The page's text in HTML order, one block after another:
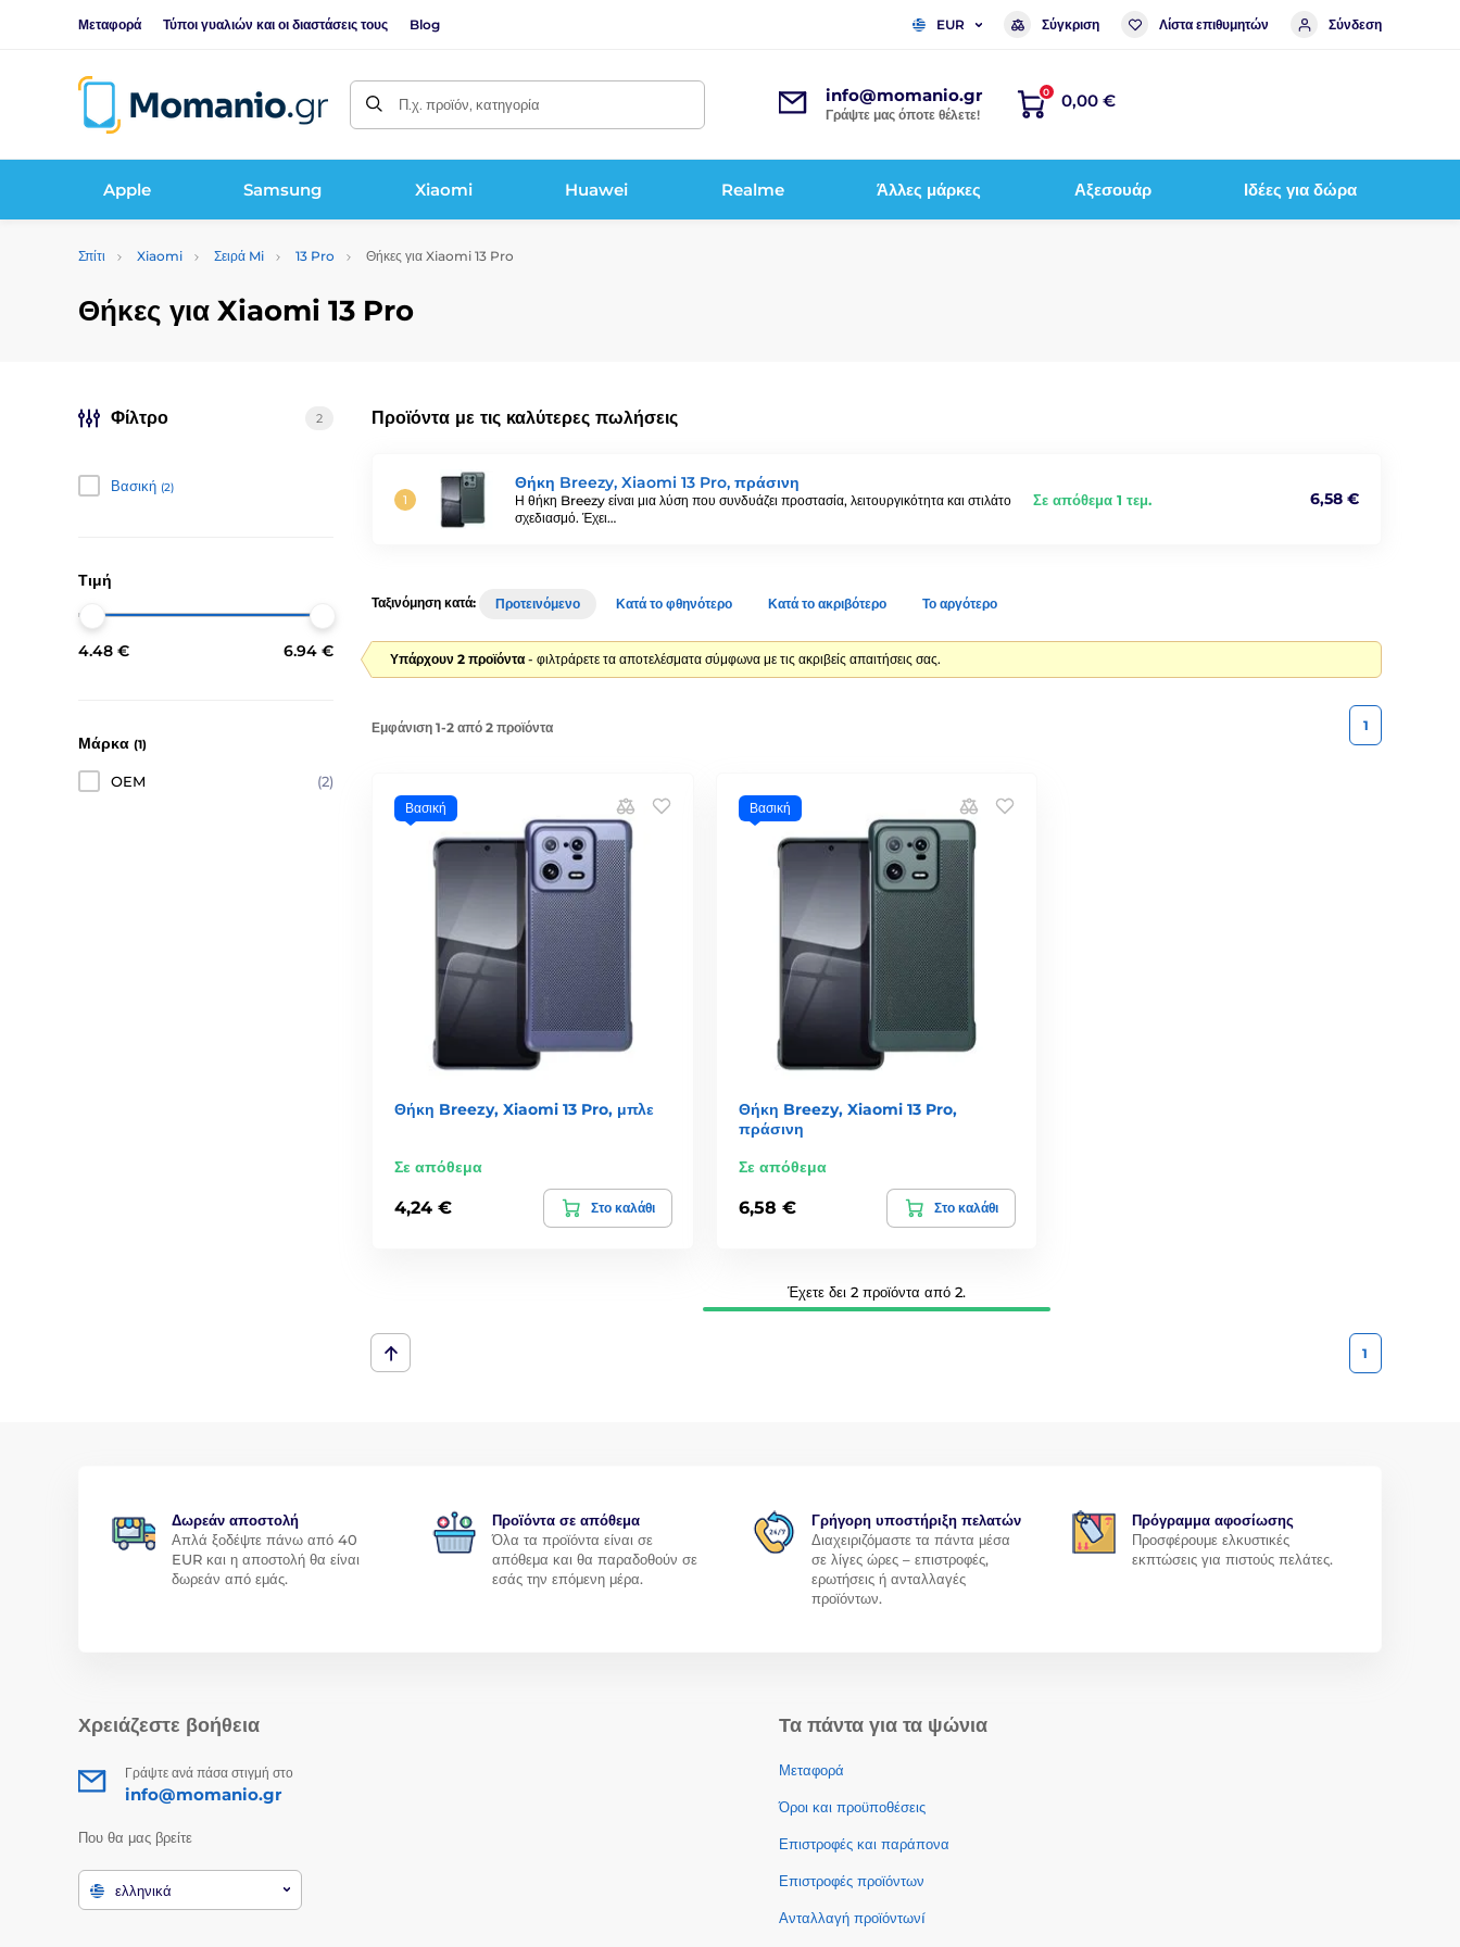
Μεταφορά Τύποι γυαλιών και οι διαστάσεις τους Blog EUR Σύγκριση Λίστα επιθυμητών Σύνδεση
Π.χ. προϊόν, κατηγορία info@momanio.gr
Γράψτε μας όποτε θέλετε!
0 0,00 €
Apple Samsung Xiaomi Huawei Realme Άλλες μάρκες Αξεσουάρ Ιδέες για δώρα
Σπίτι Xiaomi Σειρά Mi 13 Pro Θήκες για Xiaomi 13 Pro
Θήκες για Xiaomi 13 Pro
Προϊόντα με τις καλύτερες πωλήσεις
Θήκη Breezy, Xiaomi 13 Pro, πράσινη
Η θήκη Breezy είναι μια λύση που συνδυάζει προστασία, λειτουργικότητα και στιλάτο
σχεδιασμό. Έχει…
Σε απόθεμα 1 τεμ. 6,58 €
Φίλτρο 2
Βασική (2)
Τιμή
4.48 € 6.94 €
Μάρκα (1)
OEM (2)
Ταξινόμηση κατά: Προτεινόμενο Κατά το φθηνότερο Κατά το ακριβότερο Το αργότερο
Υπάρχουν 2 προϊόντα - φιλτράρετε τα αποτελέσματα σύμφωνα με τις ακριβείς απαιτήσεις σας.
Εμφάνιση 1-2 από 2 προϊόντα 1
Βασική
Θήκη Breezy, Xiaomi 13 Pro, μπλε
Σε απόθεμα
4,24 € Στο καλάθι
Βασική
Θήκη Breezy, Xiaomi 13 Pro,
πράσινη
Σε απόθεμα
6,58 € Στο καλάθι
Έχετε δει 2 προϊόντα από 2.
1
Δωρεάν αποστολή
Απλά ξοδέψτε πάνω από 40
EUR και η αποστολή θα είναι
δωρεάν από εμάς.
Προϊόντα σε απόθεμα
Όλα τα προϊόντα είναι σε
απόθεμα και θα παραδοθούν σε
εσάς την επόμενη μέρα.
Γρήγορη υποστήριξη πελατών
Διαχειριζόμαστε τα πάντα μέσα
σε λίγες ώρες – επιστροφές,
ερωτήσεις ή ανταλλαγές
προϊόντων.
Πρόγραμμα αφοσίωσης
Προσφέρουμε ελκυστικές
εκπτώσεις για πιστούς πελάτες.
Χρειάζεστε βοήθεια
Γράψτε ανά πάσα στιγμή στο
info@momanio.gr
Που θα μας βρείτε
ελληνικά
Τα πάντα για τα ψώνια
Μεταφορά
Όροι και προϋποθέσεις
Επιστροφές και παράπονα
Επιστροφές προϊόντων
Ανταλλαγή προϊόντωνí